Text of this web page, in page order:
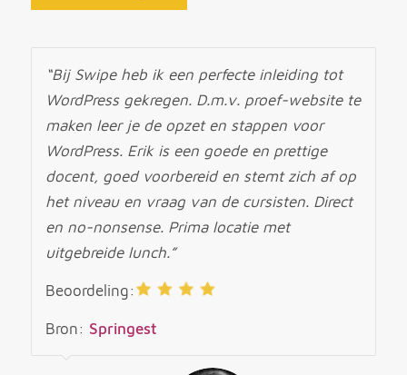
“Bij Swipe heb ik een perfecte inleiding tot
WordPress gekregen. D.m.v. proef-website te
maken leer je de opzet en stappen voor
WordPress. Erik is een goede en prettige
docent, goed voorbereid en stemt zich af op
het niveau en vraag van de cursisten. Direct
en no-nonsense. Prima locatie met
uitgebreide lunch.”
Beoordeling:
Bron: Springest